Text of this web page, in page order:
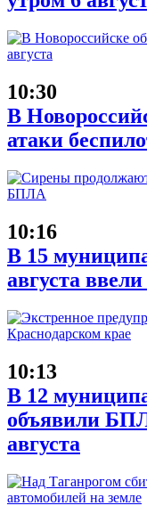
10:30
В
атаки
10:16
В 15
августа
10:13
В 12
объявили
августа